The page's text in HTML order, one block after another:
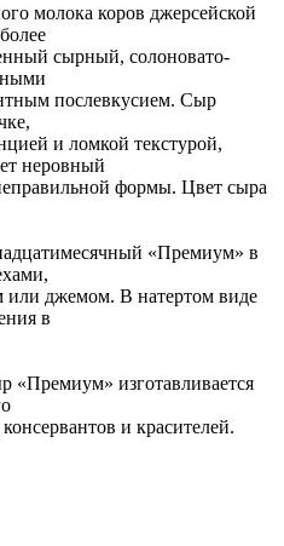
молока коров джерсейской
сырный, солоновато-
послевкусием. Сыр
и ломкой текстурой,
неровный
формы. Цвет сыра
«Премиум» в
или джемом. В натертом виде
в
изготавливается
и красителей.